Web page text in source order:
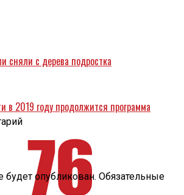
сняли с дерева подростка
в 2019 году продолжится программа
будет опубликован. Обязательные